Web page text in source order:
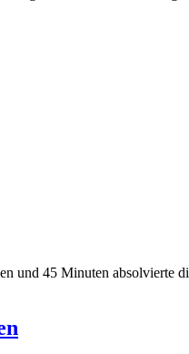
und 45 Minuten absolvierte